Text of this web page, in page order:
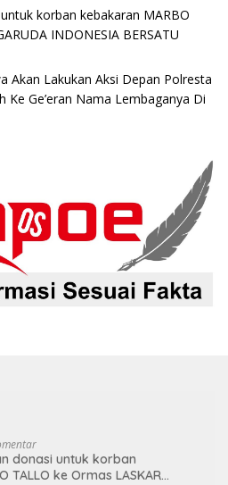
korban kebakaran MARBO
INDONESIA BERSATU
Akan Lakukan Aksi Depan Polresta
Ke Ge’eran Nama Lembaganya Di
donasi untuk korban
TALLO ke Ormas LASKAR